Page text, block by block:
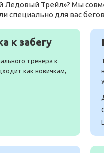
Ледовый Трейл»? Мы
специально для вас
к забегу
тренера к
как новичкам,